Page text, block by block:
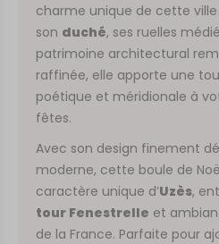
charme unique de cette
son duché, ses ruelles
patrimoine architectural
raffinée, elle apporte une
poétique et méridionale à
fêtes.
Avec son design finement
moderne, cette boule de
caractère unique d’Uzès,
tour Fenestrelle et
de la France. Parfaite pour